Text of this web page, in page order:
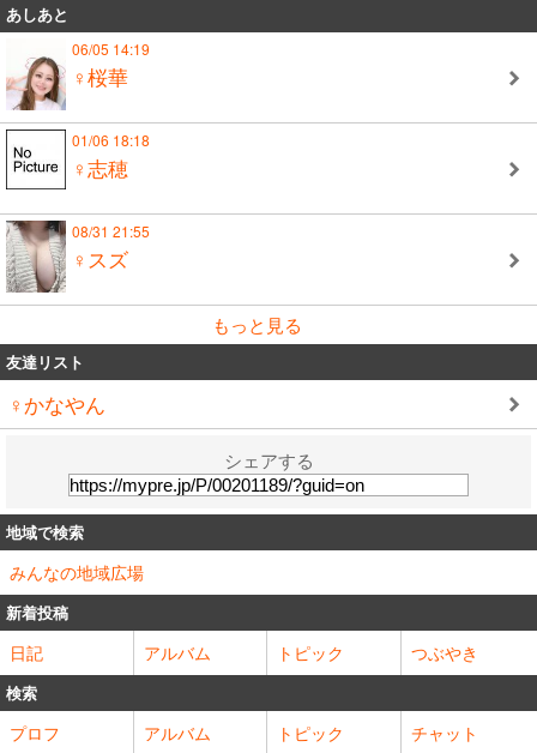
あしあと
06/05 14:19
♀桜華
01/06 18:18
♀志穂
08/31 21:55
♀スズ
もっと見る
友達リスト
♀かなやん
シェアする
地域で検索
みんなの地域広場
新着投稿
日記 アルバム トピック つぶやき
検索
プロフ アルバム トピック チャット